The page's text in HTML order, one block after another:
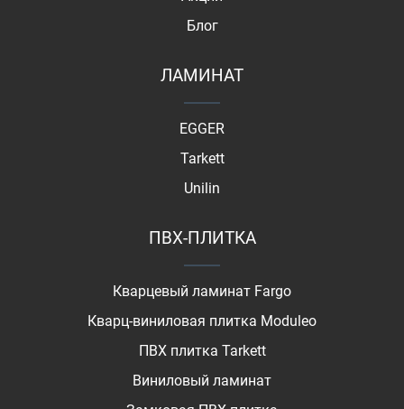
Блог
ЛАМИНАТ
EGGER
Tarkett
Unilin
ПВХ-ПЛИТКА
Кварцевый ламинат Fargo
Кварц-виниловая плитка Moduleo
ПВХ плитка Tarkett
Виниловый ламинат